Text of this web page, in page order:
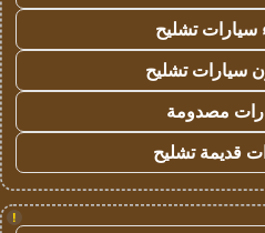
سيارات تشليح
سيارات تشليح
مصدومة
قديمة تشليح
!